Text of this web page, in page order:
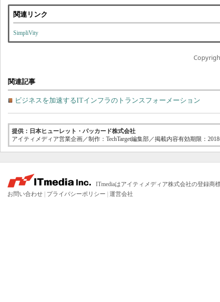
関連リンク
SimpliVity
関連記事
ビジネスを加速するITインフラのトランスフォーメーション
提供：日本ヒューレット・パッカード株式会社
アイティメディア営業企画／制作：TechTarget編集部／掲載内容有効期限：
ITmediaはアイティメディア株式会社の登録商
お問い合わせ
プライバシーポリシー 運営会社